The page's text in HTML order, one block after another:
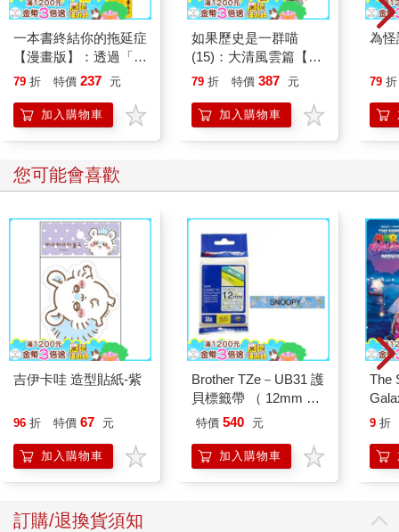
一本書終結你的拖延症
【漫畫版】：透過「小
行動」打開大腦的行動
「行動派」的37個科
學方法
79 折 特價 237 元
加入購物車
如果歷史是一群喵
(15)：大清風雲篇【萌
貓漫畫學歷史】
79 折 特價 387 元
加入購物車
為怪
79 折
您可能會喜歡
吉伊卡哇 造型貼紙-紫
96 折 特價 67 元
加入購物車
Brother TZe－UB31 護
貝標籤帶 （ 12mm 藍
色SNOOPY ）
特價 540 元
加入購物車
The
9 折
訂購/退換貨須知